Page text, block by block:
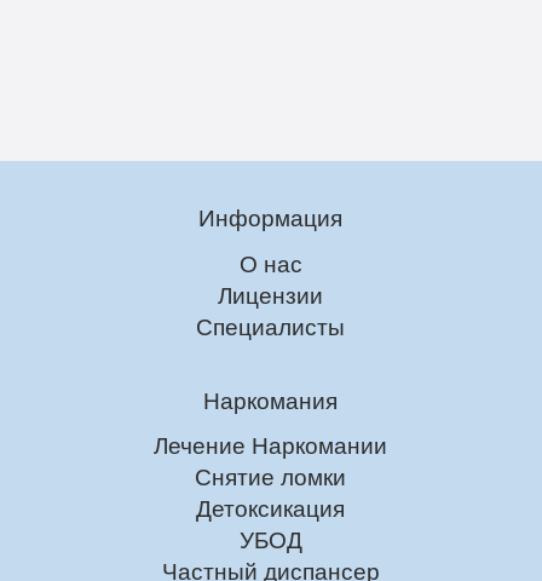
Информация
О нас
Лицензии
Специалисты
Наркомания
Лечение Наркомании
Снятие ломки
Детоксикация
УБОД
Частный диспансер